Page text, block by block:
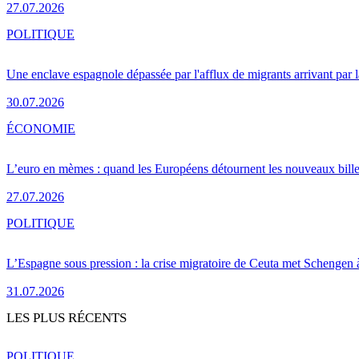
27.07.2026
Une enclave espagnole dépassée par l'afflux de migrants arrivant par
30.07.2026
POLITIQUE
L’euro en mèmes : quand les Européens détournent les nouveaux
27.07.2026
ÉCONOMIE
L’Espagne sous pression : la crise migratoire de Ceuta met Schengen
31.07.2026
POLITIQUE
LES PLUS RÉCENTS
POLITIQUE